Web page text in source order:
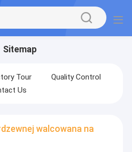
Sitemap
Tour
Quality Control
Us
walcowana na